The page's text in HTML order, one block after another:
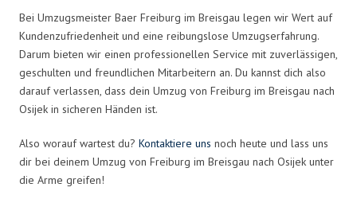
Bei Umzugsmeister Baer Freiburg im Breisgau legen wir Wert auf
Kundenzufriedenheit und eine reibungslose Umzugserfahrung.
Darum bieten wir einen professionellen Service mit zuverlässigen,
geschulten und freundlichen Mitarbeitern an. Du kannst dich also
darauf verlassen, dass dein Umzug von Freiburg im Breisgau nach
Osijek in sicheren Händen ist.
Also worauf wartest du? Kontaktiere uns noch heute und lass uns
dir bei deinem Umzug von Freiburg im Breisgau nach Osijek unter
die Arme greifen!